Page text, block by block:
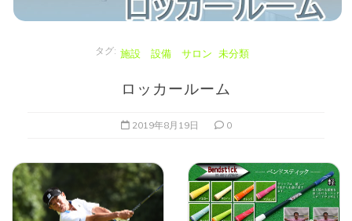
タグ: 施設 設備 サロン 未分類
ロッカールーム
2019年8月19日 0